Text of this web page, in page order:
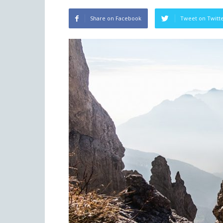
Share on Facebook Tweet on